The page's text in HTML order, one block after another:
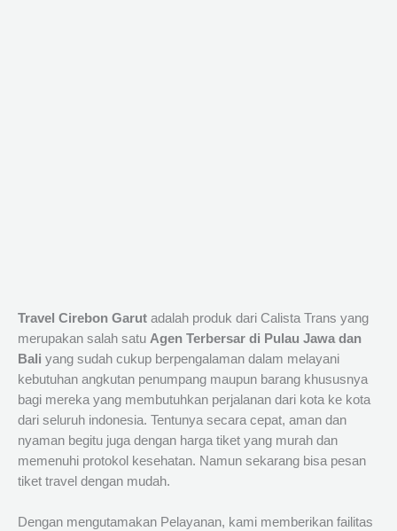
Travel Cirebon Garut adalah produk dari Calista Trans yang
merupakan salah satu Agen Terbersar di Pulau Jawa dan
Bali yang sudah cukup berpengalaman dalam melayani
kebutuhan angkutan penumpang maupun barang khususnya
bagi mereka yang membutuhkan perjalanan dari kota ke kota
dari seluruh indonesia. Tentunya secara cepat, aman dan
nyaman begitu juga dengan harga tiket yang murah dan
memenuhi protokol kesehatan. Namun sekarang bisa pesan
tiket travel dengan mudah.
Dengan mengutamakan Pelayanan, kami memberikan failitas